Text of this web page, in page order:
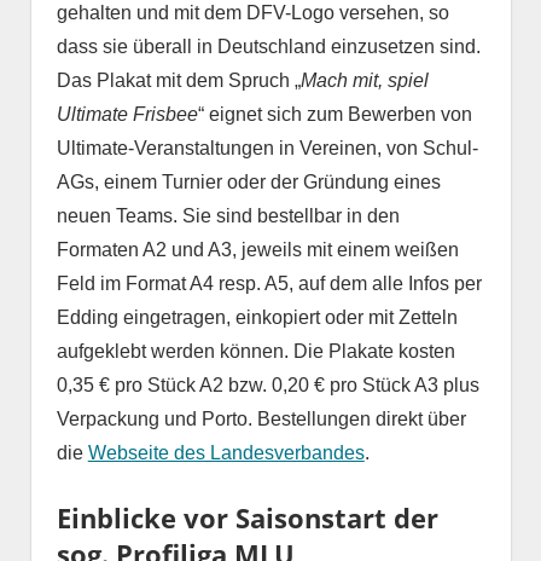
gehalten und mit dem DFV-Logo versehen, so
dass sie überall in Deutschland einzusetzen sind.
Das Plakat mit dem Spruch „Mach mit, spiel
Ultimate Frisbee“ eignet sich zum Bewerben von
Ultimate-Veranstaltungen in Vereinen, von Schul-
AGs, einem Turnier oder der Gründung eines
neuen Teams. Sie sind bestellbar in den
Formaten A2 und A3, jeweils mit einem weißen
Feld im Format A4 resp. A5, auf dem alle Infos per
Edding eingetragen, einkopiert oder mit Zetteln
aufgeklebt werden können. Die Plakate kosten
0,35 € pro Stück A2 bzw. 0,20 € pro Stück A3 plus
Verpackung und Porto. Bestellungen direkt über
die Webseite des Landesverbandes.
Einblicke vor Saisonstart der
sog. Profiliga MLU